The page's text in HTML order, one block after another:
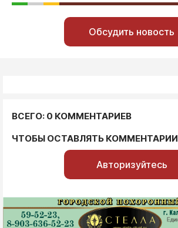
Обсудить новость
ВСЕГО: 0 КОММЕНТАРИЕВ
ЧТОБЫ ОСТАВЛЯТЬ КОММЕНТАРИИ
Авторизуйтесь